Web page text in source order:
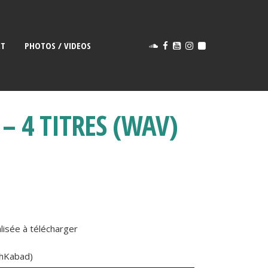
PHOTOS / VIDEOS
4 TITRES (WAV)
à télécharger